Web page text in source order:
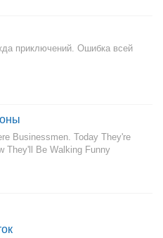
приключений. Ошибка всей
Businessmen. Today They're
They'll Be Walking Funny